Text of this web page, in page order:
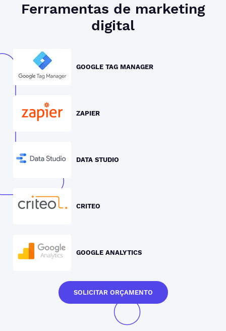
Ferramentas de marketing
digital
GOOGLE TAG MANAGER
ZAPIER
DATA STUDIO
CRITEO
GOOGLE ANALYTICS
SOLICITAR ORÇAMENTO